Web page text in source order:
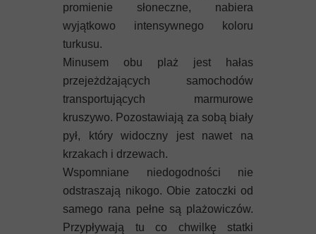
promienie słoneczne, nabiera
wyjątkowo intensywnego koloru
turkusu.
Minusem obu plaż jest hałas
przejeżdżających samochodów
transportujących marmurowe
kruszywo. Pozostawiają za sobą biały
pył, który widoczny jest nawet na
krzakach i drzewach.
Wspomniane niedogodności nie
odstraszają nikogo. Obie zatoczki od
samego rana pełne są plażowiczów.
Przypływają tu co chwilkę statki